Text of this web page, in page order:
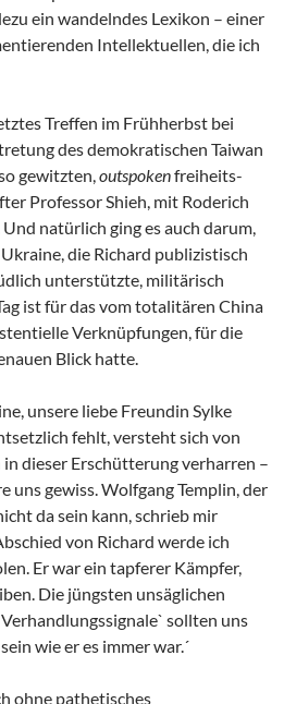
ein wandelndes Lexikon – einer
Intellektuellen, die ich
Treffen im Frühherbst bei
des demokratischen Taiwan
gewitzten,outspokenfreiheits-
Professor Shieh, mit Roderich
natürlich ging es auch darum,
Ukraine, die Richard publizistisch
unterstützte, militärisch
ist für das vom totalitären China
Verknüpfungen, für die
Blick hatte.
unsere liebe Freundin Sylke
fehlt, versteht sich von
dieser Erschütterung verharren –
uns gewiss. Wolfgang Templin, der
da sein kann, schrieb mir
von Richard werde ich
Er war ein tapferer Kämpfer,
Die jüngsten unsäglichen
sollten uns
wie er es immer war.´
ohne pathetisches